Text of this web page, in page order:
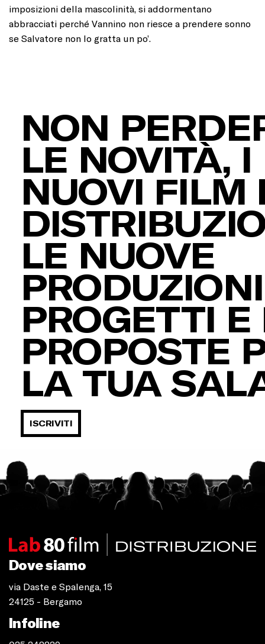
imposizioni della mascolinità, si addormentano
abbracciati perché Vannino non riesce a prendere sonno
se Salvatore non lo gratta un po’.
NON
LE NOVITÀ, I
NUOVI FILM
LE NUOVE
PROGETTI E
PROPOSTE
LA TUA
ISCRIVITI
Dove siamo
via Daste e Spalenga, 15
24125 - Bergamo
Infoline